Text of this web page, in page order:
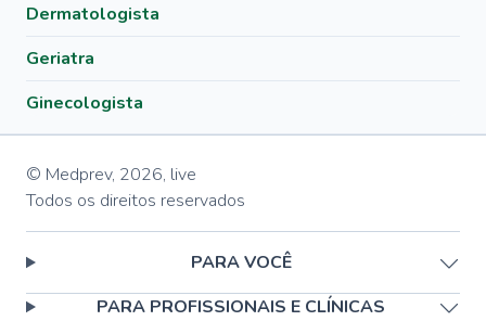
Dermatologista
Geriatra
Ginecologista
© Medprev, 2026, live
Todos os direitos reservados
PARA VOCÊ
PARA PROFISSIONAIS E CLÍNICAS